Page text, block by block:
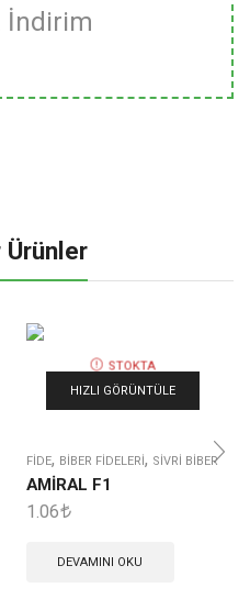
İndirim
Ürünler
STOKTA
YOK
HIZLI GÖRÜNTÜLE
FIDE, BIBER FIDELERI , SIVRI BIBER
AMİRAL F1
1.06
DEVAMINI OKU